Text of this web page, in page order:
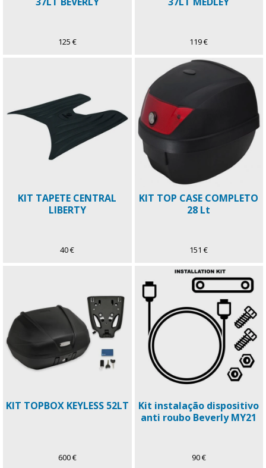
125 € 119 €
KIT TAPETE CENTRAL
LIBERTY
40 €
KIT TOP CASE COMPLETO
28 Lt
151 €
KIT TOPBOX KEYLESS 52LT
600 €
Kit instalação dispositivo
anti roubo Beverly MY21
90 €